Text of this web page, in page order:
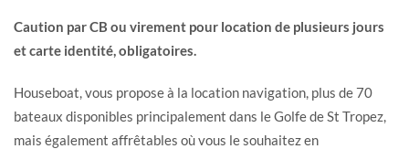
Caution par CB ou virement pour location de plusieurs jours
et carte identité, obligatoires.
Houseboat, vous propose à la location navigation, plus de 70
bateaux disponibles principalement dans le Golfe de St Tropez,
mais également affrêtables où vous le souhaitez en